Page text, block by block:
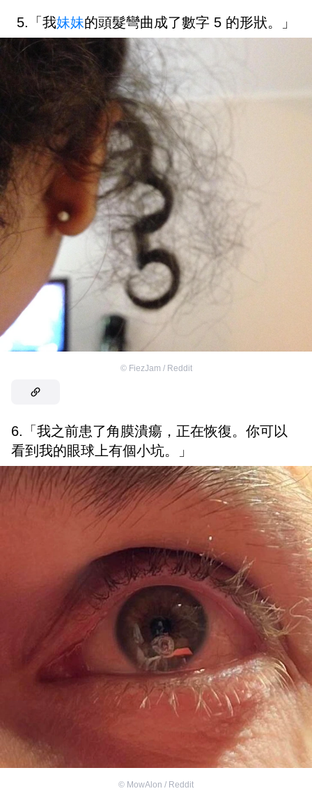
5.「我妹妹的頭髮彎曲成了數字 5 的形狀。」
© FiezJam / Reddit
6.「我之前患了角膜潰瘍，正在恢復。你可以
看到我的眼球上有個小坑。」
© MowAlon / Reddit